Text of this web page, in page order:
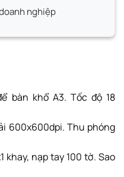
nghiệp
bàn khổ A3. Tốc độ 18
600x600dpi. Thu phóng
khay, nạp tay 100 tờ. Sao